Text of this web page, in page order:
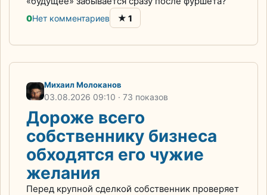
0Нет комментариев ★ 1
Михаил Молоканов
03.08.2026 09:10 · 73 показов
Дороже всего
собственнику бизнеса
обходятся его чужие
желания
Перед крупной сделкой собственник проверяет